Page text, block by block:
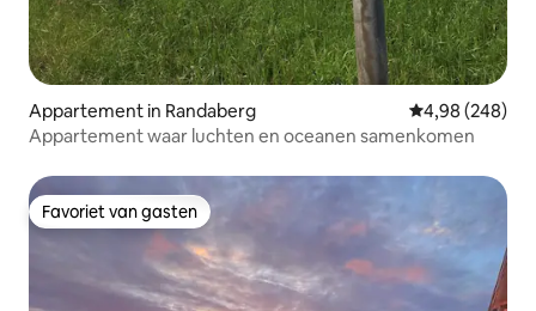
Appartement in Randaberg Gemiddelde
4,98 (248)
Appartement waar luchten en oceanen samenkomen
Favoriet van gasten
Favoriet van gasten